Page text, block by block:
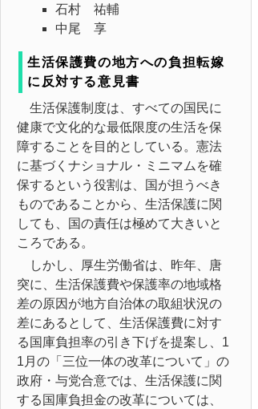
石村 祐輔
中尾 享
生活保護費の地方への負担転嫁
に反対する意見書
生活保護制度は、すべての国民に
健康で文化的な最低限度の生活を保
障することを目的としている。憲法
に基づくナショナル・ミニマムを確
保するという役割は、国が担うべき
ものであることから、生活保護に関
しても、国の責任は極めて大きいと
ころである。
しかし、厚生労働省は、昨年、唐
突に、生活保護費や保護率の地域格
差の原因が地方自治体の取組状況の
差にあるとして、生活保護費に対す
る国庫負担率の引き下げを提案し、1
1月の「三位一体の改革について」の
政府・与党合意では、生活保護に関
する国庫負担金の改革については、